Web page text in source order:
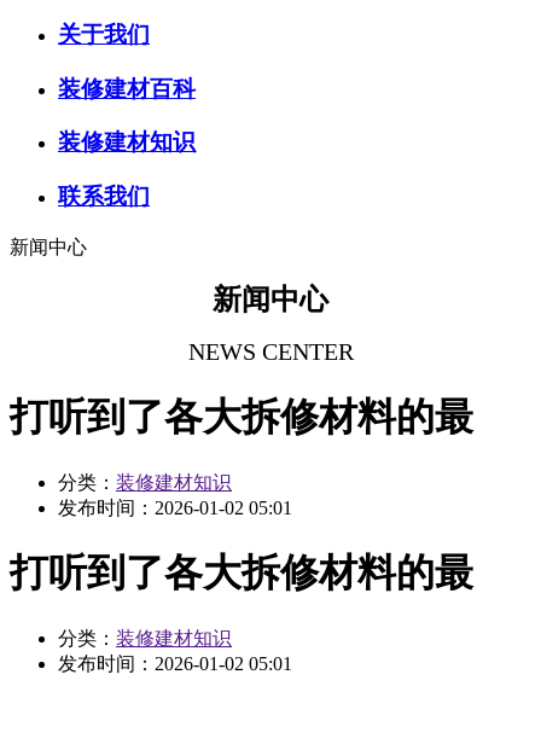
关于我们
装修建材百科
装修建材知识
联系我们
新闻中心
新闻中心
NEWS CENTER
打听到了各大拆修材料的最
分类： 装修建材知识
发布时间： 2026-01-02 05:01
打听到了各大拆修材料的最
分类： 装修建材知识
发布时间： 2026-01-02 05:01